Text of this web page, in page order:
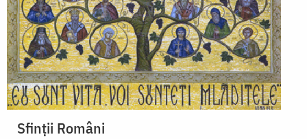
Sfinții Români